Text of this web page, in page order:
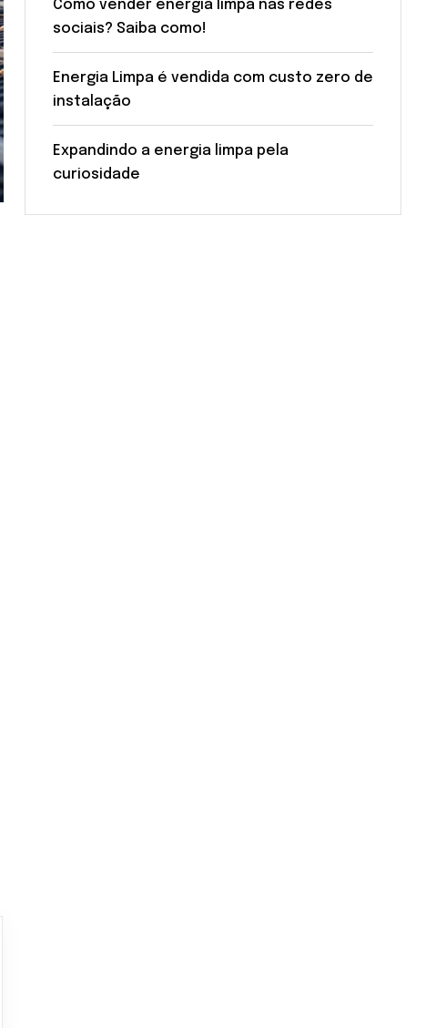
Como vender energia limpa nas redes
sociais? Saiba como!
Energia Limpa é vendida com custo zero de
instalação
Expandindo a energia limpa pela
curiosidade